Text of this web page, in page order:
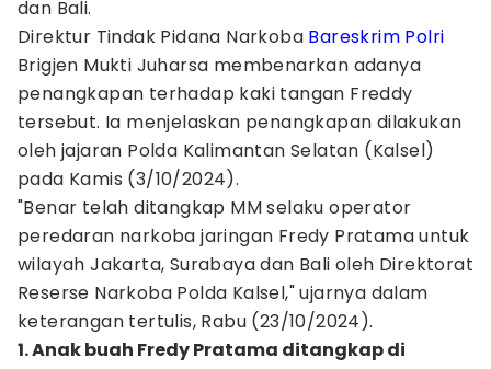
dan Bali.
Direktur Tindak Pidana Narkoba Bareskrim Polri
Brigjen Mukti Juharsa membenarkan adanya
penangkapan terhadap kaki tangan Freddy
tersebut. Ia menjelaskan penangkapan dilakukan
oleh jajaran Polda Kalimantan Selatan (Kalsel)
pada Kamis (3/10/2024).
"Benar telah ditangkap MM selaku operator
peredaran narkoba jaringan Fredy Pratama untuk
wilayah Jakarta, Surabaya dan Bali oleh Direktorat
Reserse Narkoba Polda Kalsel," ujarnya dalam
keterangan tertulis, Rabu (23/10/2024).
1. Anak buah Fredy Pratama ditangkap di